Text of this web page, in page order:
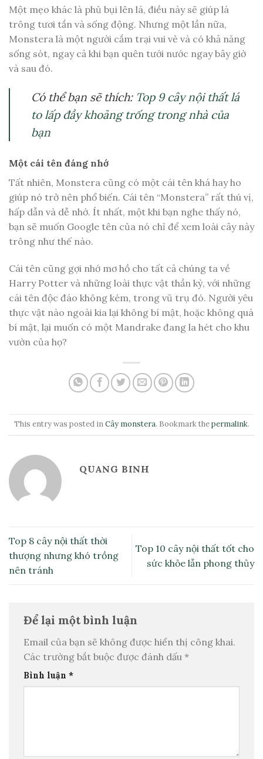
Một mẹo khác là phủ bụi lên lá, điều này sẽ giúp lá
trông tươi tắn và sống động. Nhưng một lần nữa,
Monstera là một người cắm trại vui vẻ và có khả năng
sống sót, ngay cả khi bạn quên tưới nước ngay bây giờ
và sau đó.
Có thể bạn sẽ thích: Top 9 cây nội thất lá
to lấp đầy khoảng trống trong nhà của
bạn
Một cái tên đáng nhớ
Tất nhiên, Monstera cũng có một cái tên khá hay ho
giúp nó trở nên phổ biến. Cái tên “Monstera” rất thú vị,
hấp dẫn và dễ nhớ. Ít nhất, một khi bạn nghe thấy nó,
bạn sẽ muốn Google tên của nó chỉ để xem loài cây này
trông như thế nào.
Cái tên cũng gợi nhớ mơ hồ cho tất cả chúng ta về
Harry Potter và những loài thực vật thần kỳ, với những
cái tên độc đáo không kém, trong vũ trụ đó. Người yêu
thực vật nào ngoài kia lại không bí mật, hoặc không quá
bí mật, lại muốn có một Mandrake đang la hét cho khu
vườn của họ?
This entry was posted inCây monstera. Bookmark thepermalink.
QUANG BINH
Top 8 cây nội thất thời
thượng nhưng khó trồng
nên tránh
Top 10 cây nội thất tốt cho
sức khỏe lẫn phong thủy
Để lại một bình luận
Email của bạn sẽ không được hiển thị công khai.
Các trường bắt buộc được đánh dấu *
Bình luận *